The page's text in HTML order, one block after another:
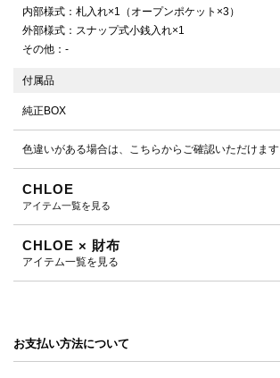
内部様式：札入れ×1（オープンポケット×3）
外部様式：スナップ式小銭入れ×1
その他：-
付属品
純正BOX
色違いがある場合は、こちらからご確認いただけます
CHLOE
アイテム一覧を見る
CHLOE × 財布
アイテム一覧を見る
お支払い方法について